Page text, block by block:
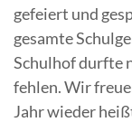
gefeiert und
gesamte
Schulhof durfte
fehlen. Wir
Jahr wieder